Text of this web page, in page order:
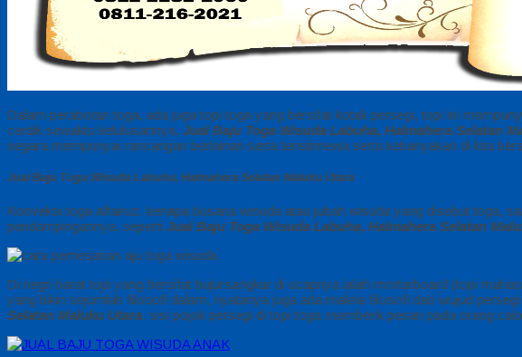
Dalam perabotan toga, ada juga topi toga yang bersifat kotak persegi, topi ini
cerdik sewaktu kelulusannya, Jual Baju Toga Wisuda Labuha, Halmahera Selatan
negara mempunyai rancangan berlainan serta teristimewa serta kebanyakan di kita
Jual Baju Toga Wisuda Labuha, Halmahera Selatan Maluku Utara
Konveksi toga alfairuz. kenapa busana wisuda atau jubah wisuda yang disebut toga,
pendampingannya, seperti Jual Baju Toga Wisuda Labuha, Halmahera Selatan
Di negri barat topi yang bersifat bujursangkar di ucapnya ialah mortarboard (topi
yang bikin sejumlah filosofi dalam, nyatanya juga ada makna filosofi dari wujud
Selatan Maluku Utara. sisi pojok persegi di topi toga memberik pesan pada orang